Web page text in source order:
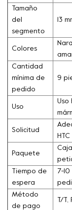
Tamaño
del
segmento
13
Colores
Cantidad
mínima de
pedido
9
Uso
Uso
Solicitud
Paquete
Tiempo de
espera
7-
Método
de pago
T/T,